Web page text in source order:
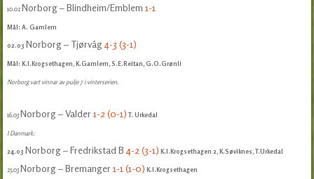
10.02 Norborg – Blindheim/Emblem1-1
Mål: A. Gamlem
02.03 Norborg – Tjørvåg4-3 (3-1)
Mål: K.I.Krogsethagen, K.Gamlem, S.E.Reitan, G.O.Grønli
Norborg vart vinnar av pulje 7 i vinterserien.
16.03 Norborg – Valder1-2 (0-1) T. Urkedal
I Danmark:
24.03 Norborg – Fredrikstad B4-2 (3-1) K.I.Krogsethagen 2, K.Søviknes, T.Urkedal
25.03 Norborg – Bremanger1-1 (1-0) K.I.Krogsethagen